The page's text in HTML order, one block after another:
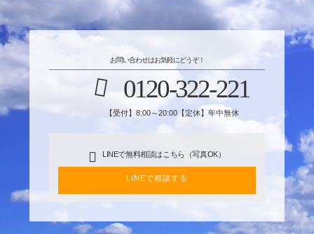
お問い合わせはお気軽にどうぞ！
0120-322-221
【受付】8:00～20:00【定休】年中無休
LINEで無料相談はこちら（写真OK）
LINEで相談する